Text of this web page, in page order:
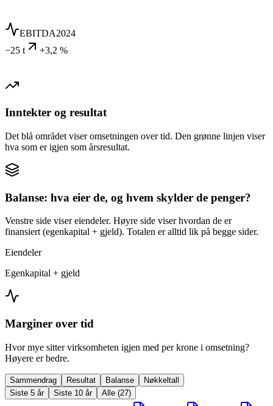
EBITDA2024
−25 t
+3,2 %
Inntekter og resultat
Det blå området viser omsetningen over tid. Den grønne linjen viser
hva som er igjen som årsresultat.
Balanse: hva eier de, og hvem skylder de penger?
Venstre side viser eiendeler. Høyre side viser hvordan de er
finansiert (egenkapital + gjeld). Totalen er alltid lik på begge sider.
Eiendeler
Egenkapital + gjeld
Marginer over tid
Hvor mye sitter virksomheten igjen med per krone i omsetning?
Høyere er bedre.
Sammendrag Resultat Balanse
Nøkkeltall
Siste 5 år
Siste 10 år Alle (27)